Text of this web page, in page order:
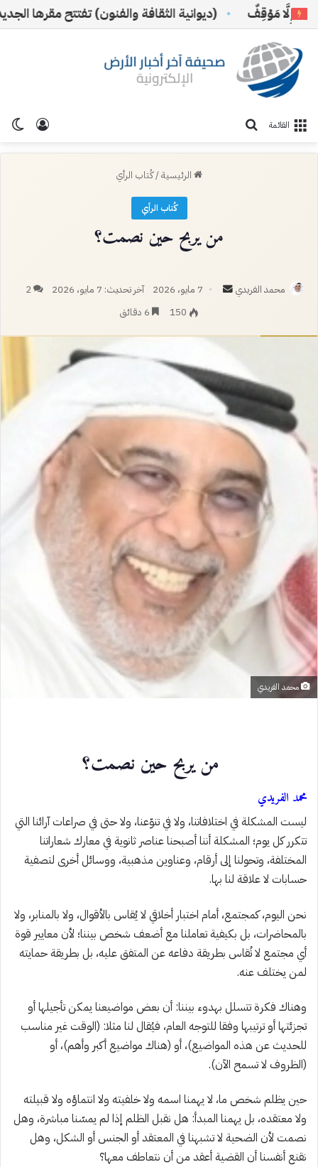
مَوْقِفٌ (ديوانية الثقافة والفنون) تفتتح مقرها الجديد
تسجيل القائمة
الرئيسية/كُتاب الرأي
كُتاب الرأي
من يربح حين نصمت؟
محمد الفريدي
أرسل 7 مايو، 2026 آخر تحديث: 7 مايو، 2026
2
150
محمد الفريدي
من يربح حين نصمت؟
محمد الفريدي
ليست المشكلة في اختلافاتنا، ولا في تنوّعنا، ولا حتى في صراعات آرائنا التي
تتكرر كل يوم؛ المشكلة أننا أصبحنا عناصر ثانوية في معارك شعاراتنا
المختلفة، وتحولنا إلى أرقام، وعناوين مذهبية، ووسائل أخرى لتصفية
حسابات لا علاقة لنا بها.
نحن اليوم، كمجتمع، أمام اختبار أخلاقي لا يُقاس بالأقوال، ولا بالمنابر، ولا
بالمحاضرات، بل بكيفية تعاملنا مع أضعف شخص بيننا؛ لأن معايير قوة
أي مجتمع لا تُقاس بطريقة دفاعه عن المتفق عليه، بل بطريقة حمايته
لمن يختلف عنه.
وهناك فكرة تتسلل بهدوء بيننا: أن بعض مواضيعنا يمكن تأجيلها أو
تجزئتها أو ترتيبها وفقا للتوجه العام، فيُقال لنا مثلا: (الوقت غير مناسب
للحديث عن هذه المواضيع)، أو (هناك مواضيع أكبر وأهم)، أو
(الظروف لا تسمح الآن).
حين يظلم شخص ما، لا يهمنا اسمه ولا خلفيته ولا انتماؤه ولا قبيلته
ولا معتقده، بل يهمنا المبدأ: هل نقبل الظلم إذا لم يمسّنا مباشرة، وهل
نصمت لأن الضحية لا تشبهنا في المعتقد أو الجنس أو الشكل، وهل
نقنع أنفسنا أن القضية أعقد من أن نتعاطف معها؟